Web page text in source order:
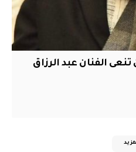
تنعى الفنان عبد الرزاق